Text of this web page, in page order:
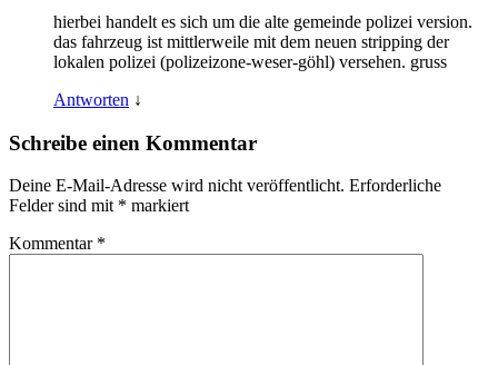
hierbei handelt es sich um die alte gemeinde polizei version.
das fahrzeug ist mittlerweile mit dem neuen stripping der
lokalen polizei (polizeizone-weser-göhl) versehen. gruss
Antworten ↓
Schreibe einen Kommentar
Deine E-Mail-Adresse wird nicht veröffentlicht. Erforderliche
Felder sind mit * markiert
Kommentar *